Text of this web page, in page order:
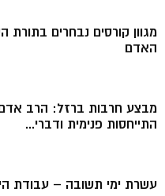
מגוון קורסים נבחרים בתורת
האדם
מבצע חרבות ברזל: הרב אדם
התייחסות פנימית ודברי...
עשרת ימי תשובה – עבודת